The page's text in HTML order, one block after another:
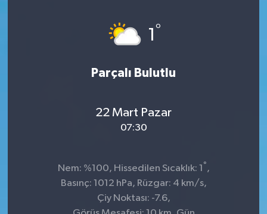
1 °
Parçalı Bulutlu
22 Mart Pazar
07:30
Nem: %100, Hissedilen Sıcaklık: 1 ° ,
Basınç: 1012 hPa, Rüzgar: 4 km/s,
Çiy Noktası: -7.6,